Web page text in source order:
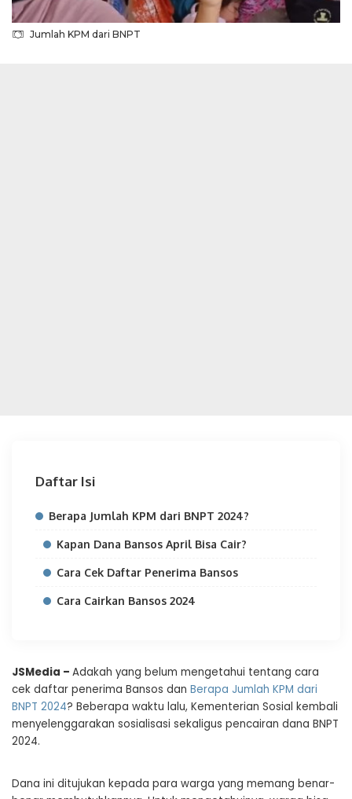
Jumlah KPM dari BNPT
Daftar Isi
Berapa Jumlah KPM dari BNPT 2024?
Kapan Dana Bansos April Bisa Cair?
Cara Cek Daftar Penerima Bansos
Cara Cairkan Bansos 2024
JSMedia – Adakah yang belum mengetahui tentang cara
cek daftar penerima Bansos dan Berapa Jumlah KPM dari
BNPT 2024? Beberapa waktu lalu, Kementerian Sosial kembali
menyelenggarakan sosialisasi sekaligus pencairan dana BNPT
2024.
Dana ini ditujukan kepada para warga yang memang benar-